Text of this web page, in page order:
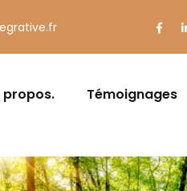
propos. Témoignages